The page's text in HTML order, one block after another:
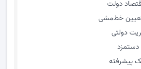
دولت
خط‌مشی
دولتی
پیشرفته